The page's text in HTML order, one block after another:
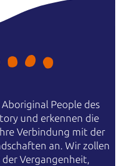
People des
und erkennen die
Verbindung mit der
an. Wir zollen
Vergangenheit,